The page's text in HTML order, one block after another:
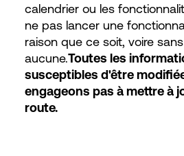
calendrier ou les
ne pas lancer une
raison que ce soit, voire
aucune.Toutes les
susceptibles d'être
engageons pas à mettre à
route.